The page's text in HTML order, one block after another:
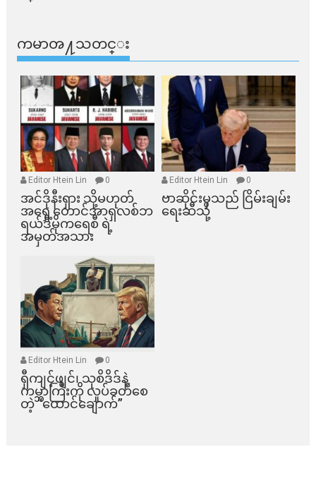
ကမာၻ႔သတင္း
Editor Htein Lin 0
အင်ဒိုနီးရှား သို့မဟုတ်
အရှေ့တောင်အာရှလစ်ဘ
ရယ်ဒီမိုကရေစီ ရဲ့
အမှတ်အသား
Editor Htein Lin 0
ဗာဆိုင်းမှသည် ငြိမ်းချမ်း
ရေးဆီသို့
Editor Htein Lin 0
ရှီကျင့်ဖျင်၊ သုစိဒိဒ်နဲ့
ကမ္ဘာကြီးကို လှုပ်ခတ်စေ
တဲ့ “ထောင်ချောက်”